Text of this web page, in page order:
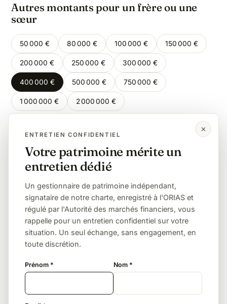
Autres montants pour un frère ou une
sœur
50 000 € 80 000 € 100 000 € 150 000 €
200 000 € 250 000 € 300 000 €
400 000 € 500 000 € 750 000 €
1 000 000 € 2 000 000 €
Même montant, autre lien de parenté
Enfant Petit-enfant
Neveu / nièce Sans lien (concubin, ami)
L'exonération totale, sous conditions
Un frère ou une sœur est totalement exonéré s'il
le défunt durant les 5 années précédant le décès,
être célibataire, veuf ou divorcé, et avoir plus de
50 ans ou être infirme.
ENTRETIEN CONFIDENTIEL
Votre patrimoine mérite un
entretien dédié
Un gestionnaire de patrimoine indépendant,
signataire de notre charte, enregistré à l'ORIAS et
régulé par l'Autorité des marchés financiers, vous
rappelle pour un entretien confidentiel sur votre
situation. Un seul échange, sans engagement, en
toute discrétion.
Prénom * Nom *